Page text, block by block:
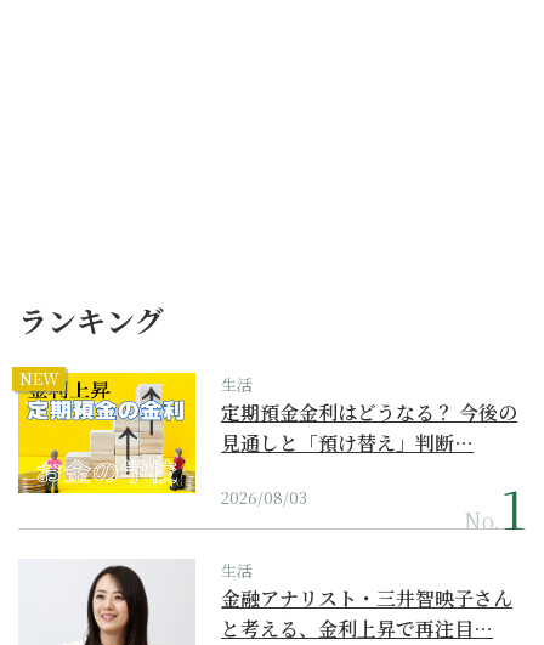
ランキング
NEW 生活
定期預金金利はどうなる？ 今後の
見通しと「預け替え」判断…
2026/08/03
No.
生活
金融アナリスト・三井智映子さん
と考える、金利上昇で再注目…